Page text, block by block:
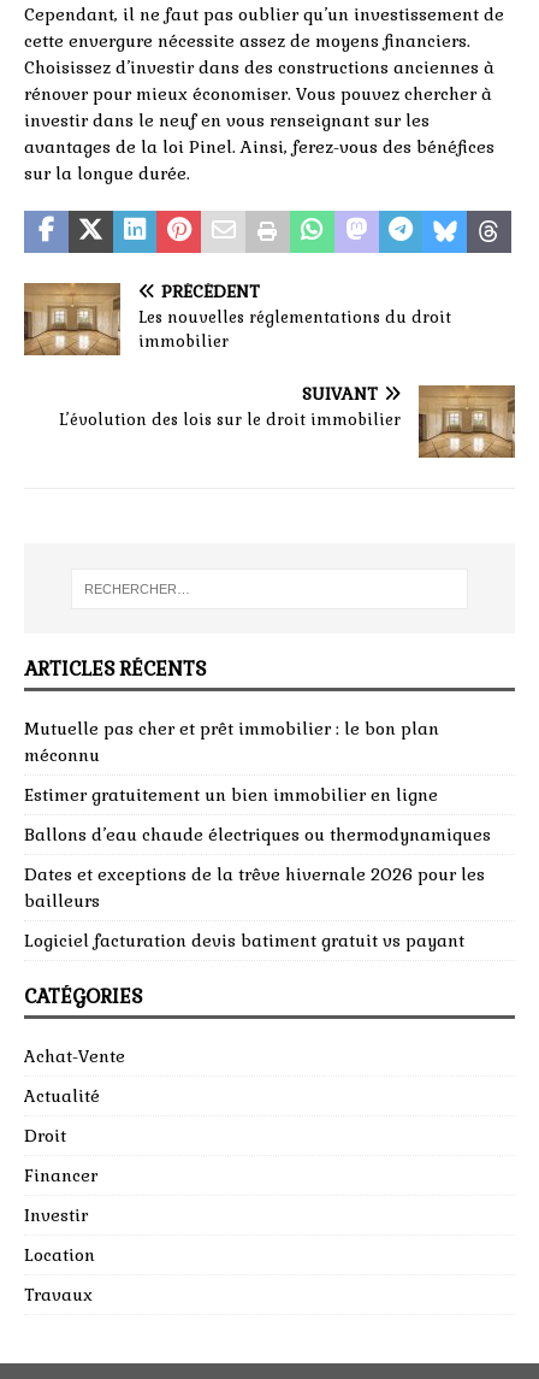
Cependant, il ne faut pas oublier qu’un investissement de
cette envergure nécessite assez de moyens financiers.
Choisissez d’investir dans des constructions anciennes à
rénover pour mieux économiser. Vous pouvez chercher à
investir dans le neuf en vous renseignant sur les
avantages de la loi Pinel. Ainsi, ferez-vous des bénéfices
sur la longue durée.
PRÉCÉDENT
Les nouvelles réglementations du droit
immobilier
SUIVANT
L’évolution des lois sur le droit immobilier
ARTICLES RÉCENTS
Mutuelle pas cher et prêt immobilier : le bon plan
méconnu
Estimer gratuitement un bien immobilier en ligne
Ballons d’eau chaude électriques ou thermodynamiques
Dates et exceptions de la trêve hivernale 2026 pour les
bailleurs
Logiciel facturation devis batiment gratuit vs payant
CATÉGORIES
Achat-Vente
Actualité
Droit
Financer
Investir
Location
Travaux